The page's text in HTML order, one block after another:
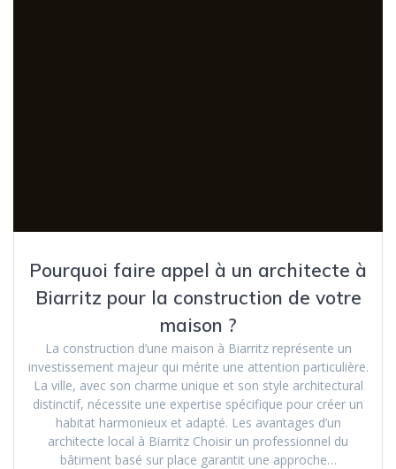
Pourquoi faire appel à un architecte à
Biarritz pour la construction de votre
maison ?
La construction d’une maison à Biarritz représente un
investissement majeur qui mérite une attention particulière.
La ville, avec son charme unique et son style architectural
distinctif, nécessite une expertise spécifique pour créer un
habitat harmonieux et adapté. Les avantages d’un
architecte local à Biarritz Choisir un professionnel du
bâtiment basé sur place garantit une approche…